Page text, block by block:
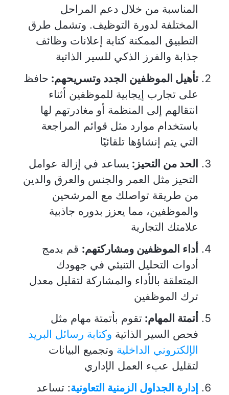
المناسبة من خلال دعم المراحل
المختلفة لدورة التوظيف. وتشمل طرق
التطبيق الممكنة كتابة إعلانات وظائف
جذابة والفرز الذكي للسير الذاتية
تأهيل الموظفين الجدد وتسريحهم: حافظ
على تجارب إيجابية للموظفين أثناء
انتقالهم إلى المنظمة أو مغادرتهم لها
باستخدام موارد مثل قوائم المراجعة
التي يتم إنشاؤها تلقائيًا
الحد من التحيز: يساعد في إزالة عوامل
التحيز مثل العمر والجنس والعرق والدين
من طريقة تواصلك مع المرشحين
والموظفين، مما يعزز بدوره جاذبية
علامتك التجارية
أداء الموظفين ومشاركتهم: قم بدمج
أدوات التحليل التنبئي في جهودك
المتعلقة بالأداء والمشاركة لتقليل معدل
ترك الموظفين
أتمتة المهام: تقوم بأتمتة مهام مثل
فحص السير الذاتية وكتابة رسائل البريد
الإلكتروني الداخلية وتجميع البيانات
لتقليل عبء العمل الإداري
إدارة الجداول الزمنية التعاونية: تساعد